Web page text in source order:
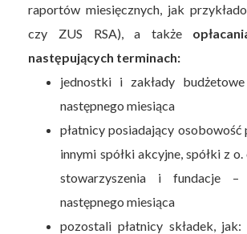
raportów miesięcznych, jak
czy ZUS RSA), a także
następujących terminach:
jednostki i zakłady
następnego miesiąca
płatnicy posiadający osobowość
innymi spółki akcyjne, spółki z o.
stowarzyszenia i fundacje –
następnego miesiąca
pozostali płatnicy składek,